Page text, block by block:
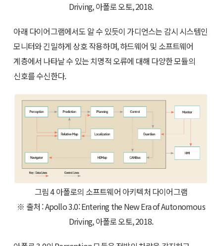
Driving, 아폴로 오토, 2018.
아래 다이어그램에서도 알 수 있듯이 가디언스는 감시 시스템인
모니터와 긴밀하게 상호 작용하며, 하드웨어 및 소프트웨어
계층에서 나타날 수 있는 치명적 오류에 대해 다양한 모듈의
신호를 수신한다.
그림 4 아폴로의 소프트웨어 아키텍처 다이어그램
※ 출처 : Apollo 3.0: Entering the New Era of Autonomous
Driving, 아폴로 오토, 2018.